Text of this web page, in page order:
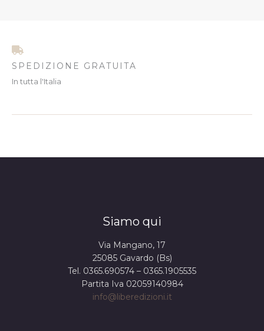
SPEDIZIONE GRATUITA
In tutta l'Italia
Siamo qui
Via Mangano, 17
25085 Gavardo (Bs)
Tel. 0365.690574 – 0365.1905535
Partita Iva 02059140984
info@liberedizioni.it